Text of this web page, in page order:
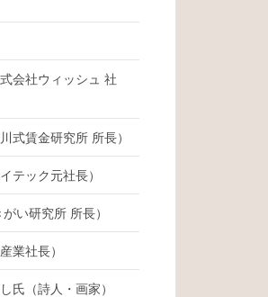
会社ウィッシュ 社
式賃金研究所 所長）
テック元社長）
い研究所 所長）
業社長）
氏（詩人・画家）